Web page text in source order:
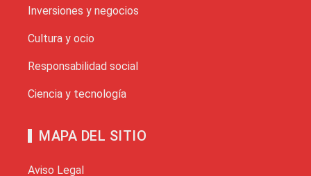
Inversiones y negocios
Cultura y ocio
Responsabilidad social
Ciencia y tecnología
MAPA DEL SITIO
Aviso Legal